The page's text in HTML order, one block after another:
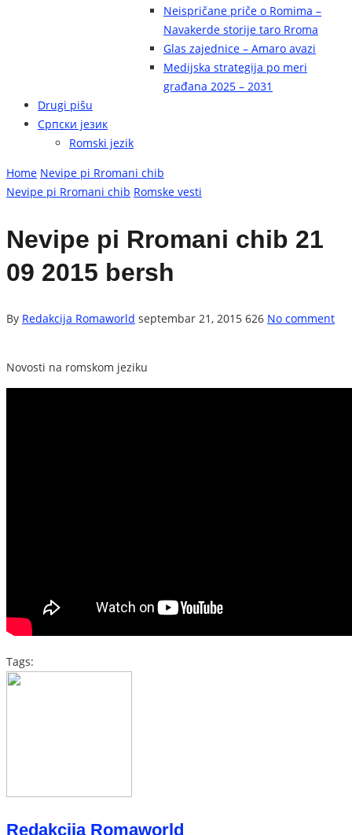
Neispričane priče o Romima –
Navakerde storije taro Rroma
Glas zajednice – Amaro avazi
Medijska strategija po meri
građana 2025 – 2031
Drugi pišu
Српски језик
Romski jezik
Home Nevipe pi Rromani chib
Nevipe pi Rromani chib Romske vesti
Nevipe pi Rromani chib 21
09 2015 bersh
By Redakcija Romaworld septembar 21, 2015 626 No comment
Novosti na romskom jeziku
Tags:
Redakcija Romaworld